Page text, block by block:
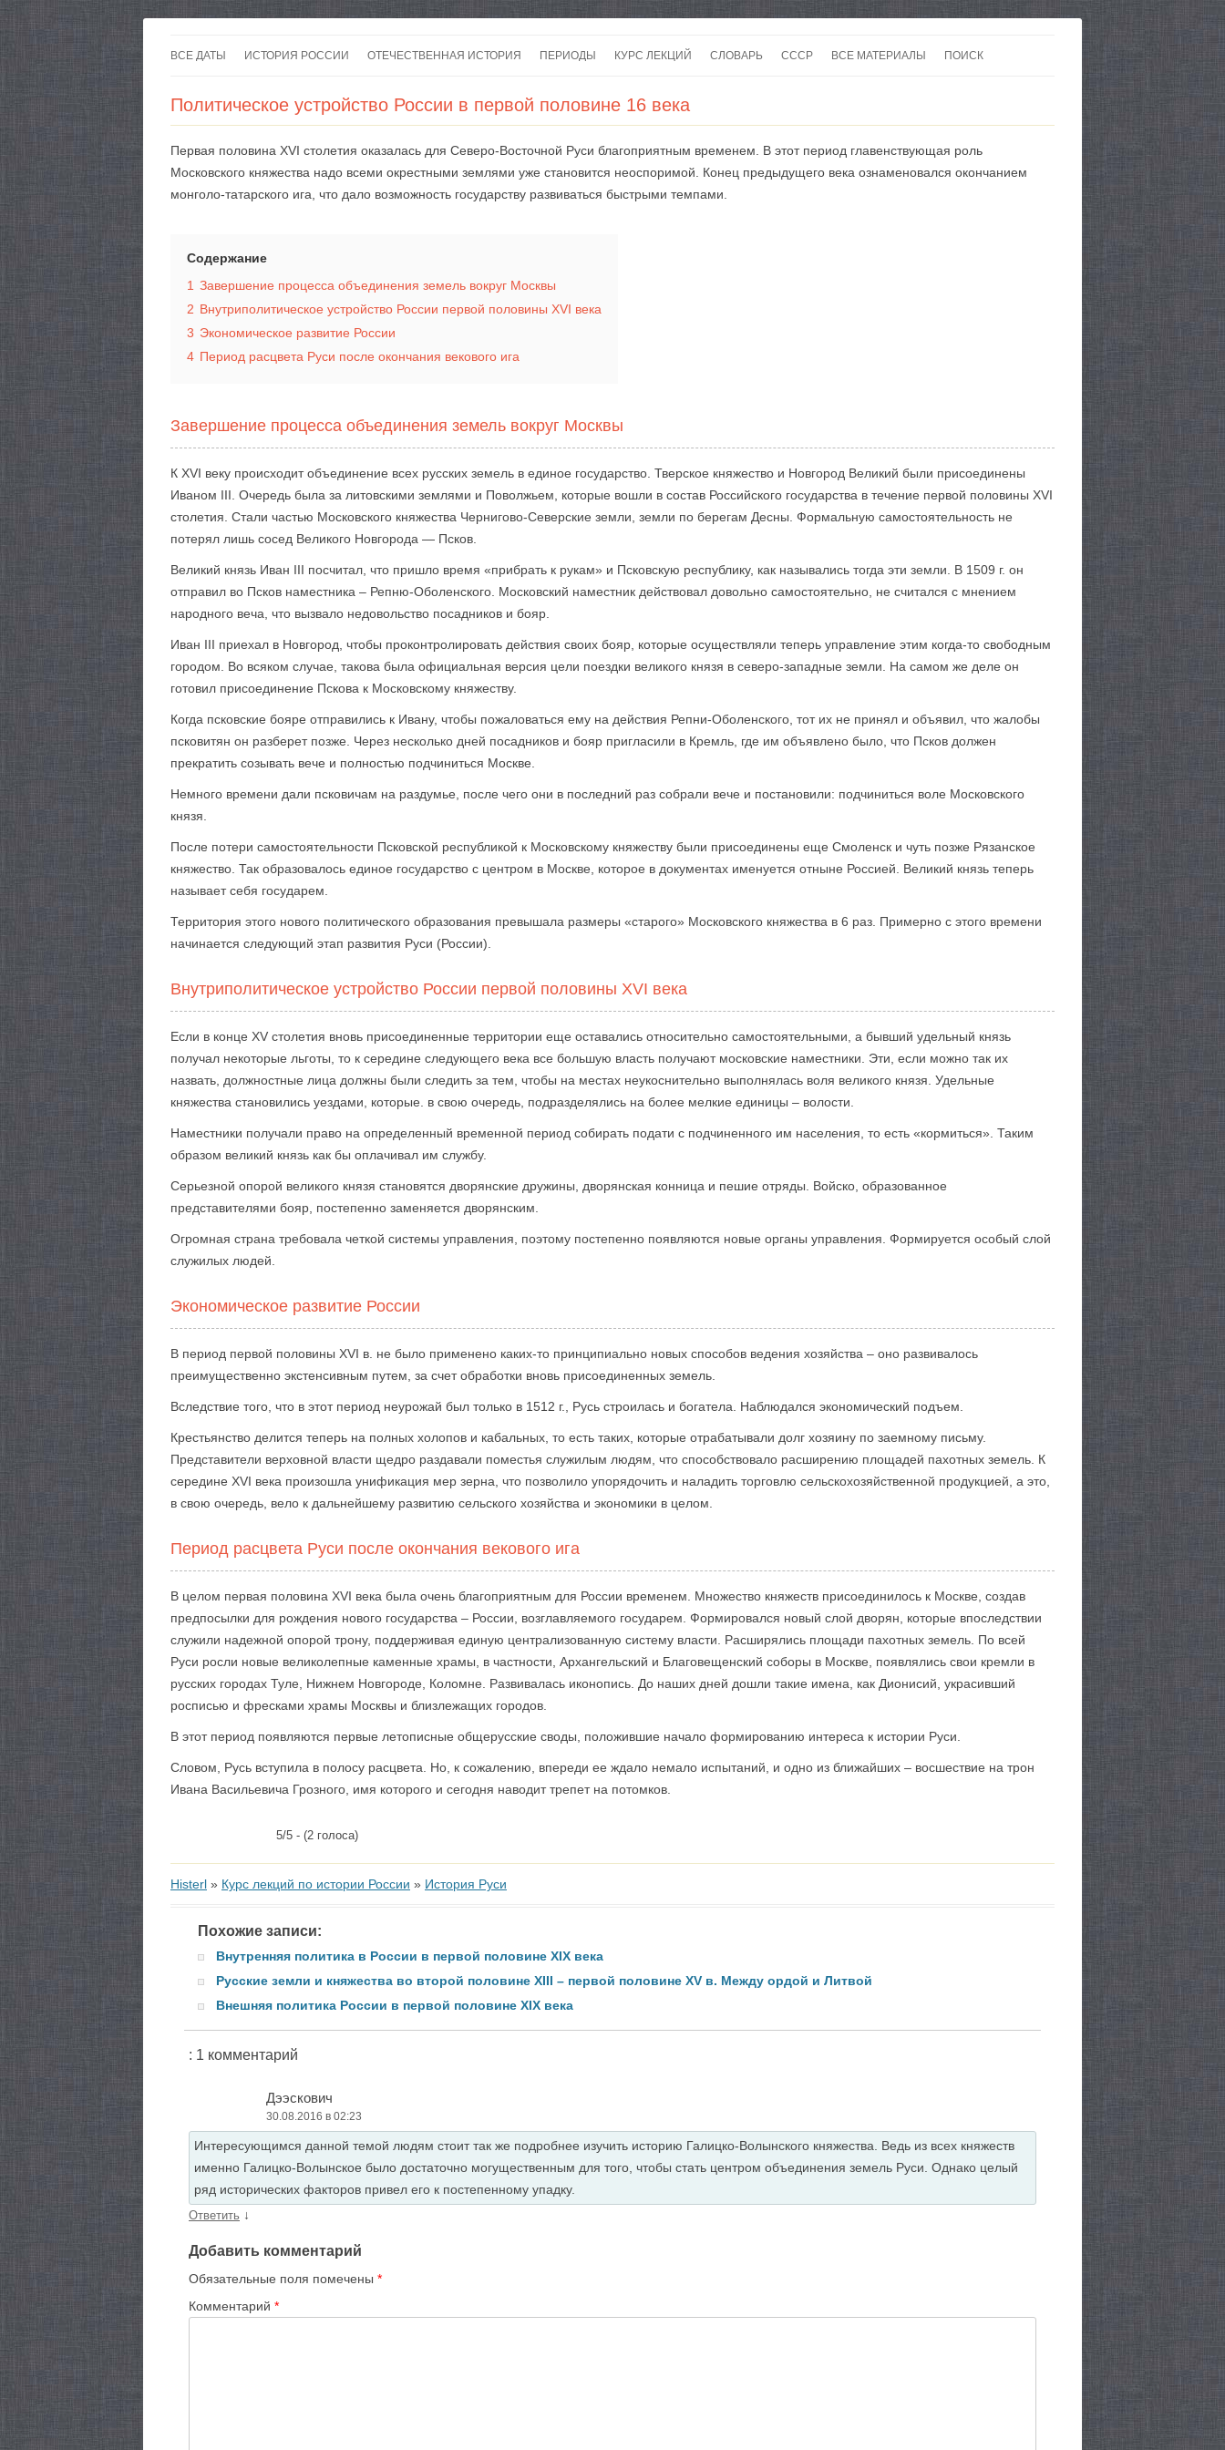
к
ВСЕ ДАТЫ ИСТОРИЯ РОССИИ ОТЕЧЕСТВЕННАЯ ИСТОРИЯ ПЕРИОДЫ КУРС ЛЕКЦИЙ СЛОВАРЬ СССР
ВОЙНЫ
ВСЕ МАТЕРИАЛЫ
КАРТЫ
ПОИСК
Политическое устройство России в первой половине 16 века
Первая половина XVI столетия оказалась для Северо-Восточной Руси благоприятным временем. В этот период главенствующая роль
Московского княжества надо всеми окрестными землями уже становится неоспоримой. Конец предыдущего века ознаменовался окончанием
монголо-татарского ига, что дало возможность государству развиваться быстрыми темпами.
Содержание
1 Завершение процесса объединения земель вокруг Москвы
2 Внутриполитическое устройство России первой половины XVI века
3 Экономическое развитие России
4 Период расцвета Руси после окончания векового ига
Завершение процесса объединения земель вокруг Москвы
К XVI веку происходит объединение всех русских земель в единое государство. Тверское княжество и Новгород Великий были присоединены
Иваном III. Очередь была за литовскими землями и Поволжьем, которые вошли в состав Российского государства в течение первой половины XVI
столетия. Стали частью Московского княжества Чернигово-Северские земли, земли по берегам Десны. Формальную самостоятельность не
потерял лишь сосед Великого Новгорода — Псков.
Великий князь Иван III посчитал, что пришло время «прибрать к рукам» и Псковскую республику, как назывались тогда эти земли. В 1509 г. он
отправил во Псков наместника – Репню-Оболенского. Московский наместник действовал довольно самостоятельно, не считался с мнением
народного веча, что вызвало недовольство посадников и бояр.
Иван III приехал в Новгород, чтобы проконтролировать действия своих бояр, которые осуществляли теперь управление этим когда-то свободным
городом. Во всяком случае, такова была официальная версия цели поездки великого князя в северо-западные земли. На самом же деле он
готовил присоединение Пскова к Московскому княжеству.
Когда псковские бояре отправились к Ивану, чтобы пожаловаться ему на действия Репни-Оболенского, тот их не принял и объявил, что жалобы
псковитян он разберет позже. Через несколько дней посадников и бояр пригласили в Кремль, где им объявлено было, что Псков должен
прекратить созывать вече и полностью подчиниться Москве.
Немного времени дали псковичам на раздумье, после чего они в последний раз собрали вече и постановили: подчиниться воле Московского
князя.
После потери самостоятельности Псковской республикой к Московскому княжеству были присоединены еще Смоленск и чуть позже Рязанское
княжество. Так образовалось единое государство с центром в Москве, которое в документах именуется отныне Россией. Великий князь теперь
называет себя государем.
Территория этого нового политического образования превышала размеры «старого» Московского княжества в 6 раз. Примерно с этого времени
начинается следующий этап развития Руси (России).
Внутриполитическое устройство России первой половины XVI века
Если в конце XV столетия вновь присоединенные территории еще оставались относительно самостоятельными, а бывший удельный князь
получал некоторые льготы, то к середине следующего века все большую власть получают московские наместники. Эти, если можно так их
назвать, должностные лица должны были следить за тем, чтобы на местах неукоснительно выполнялась воля великого князя. Удельные
княжества становились уездами, которые. в свою очередь, подразделялись на более мелкие единицы – волости.
Наместники получали право на определенный временной период собирать подати с подчиненного им населения, то есть «кормиться». Таким
образом великий князь как бы оплачивал им службу.
Серьезной опорой великого князя становятся дворянские дружины, дворянская конница и пешие отряды. Войско, образованное
представителями бояр, постепенно заменяется дворянским.
Огромная страна требовала четкой системы управления, поэтому постепенно появляются новые органы управления. Формируется особый слой
служилых людей.
Экономическое развитие России
В период первой половины XVI в. не было применено каких-то принципиально новых способов ведения хозяйства – оно развивалось
преимущественно экстенсивным путем, за счет обработки вновь присоединенных земель.
Вследствие того, что в этот период неурожай был только в 1512 г., Русь строилась и богатела. Наблюдался экономический подъем.
Крестьянство делится теперь на полных холопов и кабальных, то есть таких, которые отрабатывали долг хозяину по заемному письму.
Представители верховной власти щедро раздавали поместья служилым людям, что способствовало расширению площадей пахотных земель. К
середине XVI века произошла унификация мер зерна, что позволило упорядочить и наладить торговлю сельскохозяйственной продукцией, а это,
в свою очередь, вело к дальнейшему развитию сельского хозяйства и экономики в целом.
Период расцвета Руси после окончания векового ига
В целом первая половина XVI века была очень благоприятным для России временем. Множество княжеств присоединилось к Москве, создав
предпосылки для рождения нового государства – России, возглавляемого государем. Формировался новый слой дворян, которые впоследствии
служили надежной опорой трону, поддерживая единую централизованную систему власти. Расширялись площади пахотных земель. По всей
Руси росли новые великолепные каменные храмы, в частности, Архангельский и Благовещенский соборы в Москве, появлялись свои кремли в
русских городах Туле, Нижнем Новгороде, Коломне. Развивалась иконопись. До наших дней дошли такие имена, как Дионисий, украсивший
росписью и фресками храмы Москвы и близлежащих городов.
В этот период появляются первые летописные общерусские своды, положившие начало формированию интереса к истории Руси.
Словом, Русь вступила в полосу расцвета. Но, к сожалению, впереди ее ждало немало испытаний, и одно из ближайших – восшествие на трон
Ивана Васильевича Грозного, имя которого и сегодня наводит трепет на потомков.
5/5 - (2 голоса)
Histerl » Курс лекций по истории России » История Руси
Похожие записи:
Внутренняя политика в России в первой половине XIX века
Русские земли и княжества во второй половине XIII – первой половине XV в. Между ордой и Литвой
Внешняя политика России в первой половине XIX века
: 1 комментарий
Дээскович
30.08.2016 в 02:23
Интересующимся данной темой людям стоит так же подробнее изучить историю Галицко-Волынского княжества. Ведь из всех княжеств
именно Галицко-Волынское было достаточно могущественным для того, чтобы стать центром объединения земель Руси. Однако целый
ряд исторических факторов привел его к постепенному упадку.
Ответить ↓
Добавить комментарий
Обязательные поля помечены *
Комментарий *